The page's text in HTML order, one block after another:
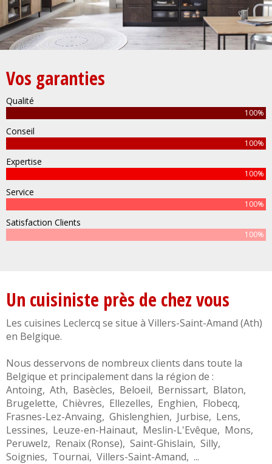
Vos garanties
Qualité
100%
Conseil
100%
Expertise
100%
Service
100%
Satisfaction Clients
100%
Un cuisiniste près de chez vous
Les cuisines Leclercq se situe à Villers-Saint-Amand (Ath)
en Belgique.
Nous desservons de nombreux clients dans toute la
Belgique et principalement dans la région de :
Antoing, Ath, Basècles, Beloeil, Bernissart, Blaton,
Brugelette, Chièvres, Ellezelles, Enghien, Flobecq,
Frasnes-Lez-Anvaing, Ghislenghien, Jurbise, Lens,
Lessines, Leuze-en-Hainaut, Meslin-L'Evêque, Mons,
Peruwelz, Renaix (Ronse), Saint-Ghislain, Silly,
Soignies, Tournai, Villers-Saint-Amand, ...